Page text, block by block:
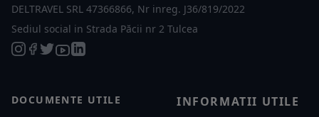
DELTRAVEL SRL 47366866, Nr inreg. J36/819/2022
Sediul social in Strada Păcii nr 2 Tulcea
DOCUMENTE UTILE
INFORMATII UTILE